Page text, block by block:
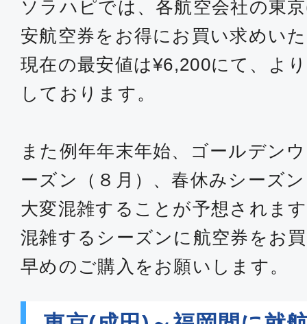
ソラハピでは、各航空会社の東
安航空券をお得にお買い求めい
現在の最安値は¥6,200にて、よ
しております。
また例年年末年始、ゴールデン
ーズン（８月）、春休みシーズ
大変混雑することが予想されま
混雑するシーズンに航空券をお
早めのご購入をお願いします。